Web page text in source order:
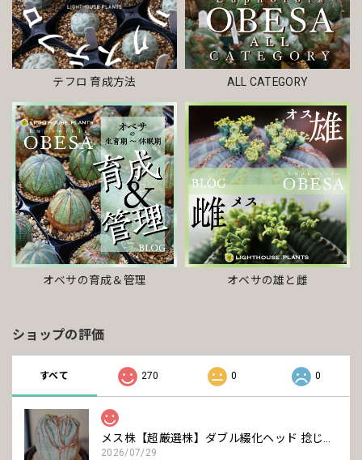
テフロ 育成方法 ALL CATEGORY
オベサの育成＆管理 オベサの雄と雌
ショップの評価
すべて 270 0 0
2026/07/29